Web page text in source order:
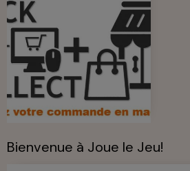
Bienvenue à Joue le Jeu!